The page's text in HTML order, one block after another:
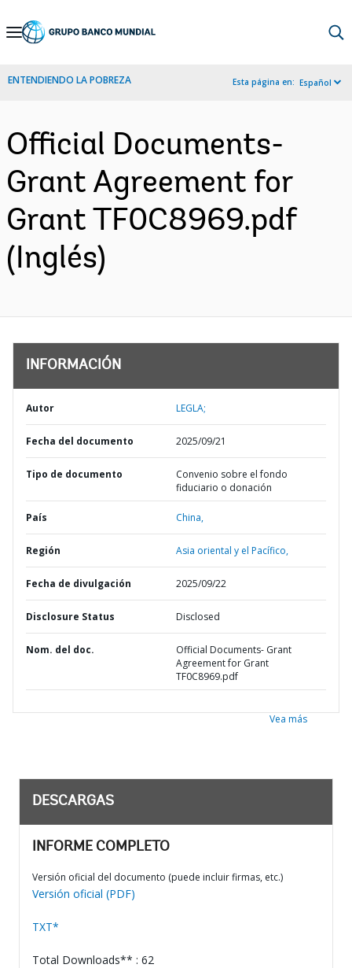
Skip
Navigation
ENTENDIENDO LA POBREZA Esta página en: Español
Official Documents-
Grant Agreement for
Grant TF0C8969.pdf
(Inglés)
INFORMACIÓN
Autor LEGLA;
Fecha del documento 2025/09/21
Tipo de documento
Convenio sobre el fondo
fiduciario o donación
País China,
Región Asia oriental y el Pacífico,
Fecha de divulgación 2025/09/22
Disclosure Status Disclosed
Nom. del doc.
Official Documents- Grant
Agreement for Grant
TF0C8969.pdf
Vea más
DESCARGAS
INFORME COMPLETO
Versión oficial del documento (puede incluir firmas, etc.)
Versión oficial (PDF)
TXT*
Total Downloads** : 62